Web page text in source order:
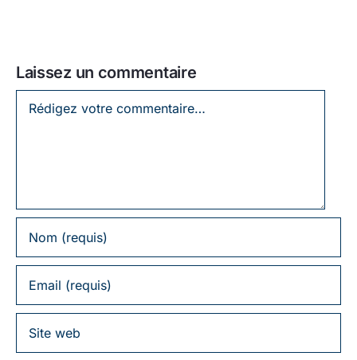
Laissez un commentaire
Laissez